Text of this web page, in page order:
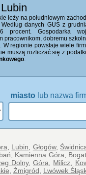
leży na południowym
danych GUS z
procent. Gospodarka
pracownikom, dobremu
W regionie powstaje wiele
muszą rozliczać się z
.
miasto lub nazwa
Lubin Głogów,
Kamienna Góra
Dolny,Góra Milicz
Żmigród Lwówek